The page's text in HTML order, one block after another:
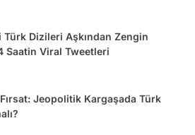
Dizileri Aşkından Zengin
Saatin Viral Tweetleri
Jeopolitik Kargaşada Türk